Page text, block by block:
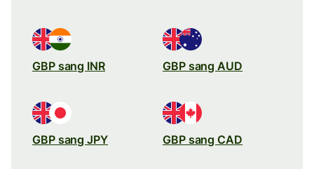
GBP sang INR GBP sang AUD
GBP sang JPY GBP sang CAD